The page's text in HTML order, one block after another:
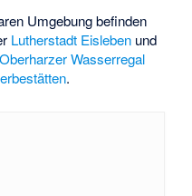
Umgebung befinden
Lutherstadt Eisleben und
Oberharzer Wasserregal
.